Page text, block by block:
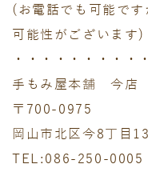
(お電話でも可能で
可能性がございます)
・・・・・・・・・
手もみ屋本舗 今店
〒700-0975
岡山市北区今8丁目
TEL:086-250-0005